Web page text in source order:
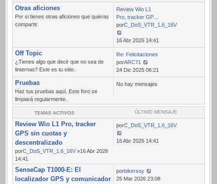
Otras aficiones
Por si tienes otras aficiones que quieras
compartir.
Review Wio L1
Pro, tracker GP…
porC_DoS_VTR_1.6_16V
Ver
último
mensaje
16 Abr 2026 14:41
Off Topic
¿Tienes algo que decir que no sea de
linternas? Este es tu sitio.
Re: Felicitaciones
porARC71
Ver
último
mensaje
24 Dic 2025 06:21
Pruebas
Haz tus pruebas aquí. Este foro se
limpiará regularmente.
No hay mensajes
TEMAS ACTIVOS ÚLTIMO MENSAJE
Review Wio L1 Pro, tracker
GPS sin cuotas y
descentralizado
porC_DoS_VTR_1.6_16V »16 Abr 2026
14:41
porC_DoS_VTR_1.6_16V
16 Abr 2026 14:41
SenseCap T1000-E: El
localizador GPS y comunicador
porbikersoy
25 Mar 2026 23:08